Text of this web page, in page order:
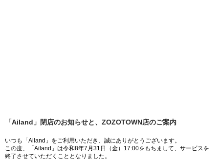
「Ailand」閉店のお知らせと、ZOZOTOWN店のご案内
いつも「Ailand」をご利用いただき、誠にありがとうございます。
この度、「Ailand」は令和8年7月31日（金）17:00をもちまして、サービスを
終了させていただくこととなりました。